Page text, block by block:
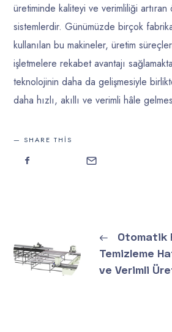
üretiminde kaliteyi ve verimliliği
sistemlerdir. Günümüzde birçok
kullanılan bu makineler, üretim
işletmelere rekabet avantajı
teknolojinin daha da gelişmesiyle
daha hızlı, akıllı ve verimli hâle
SHARE THIS
←
Otomatik
Temizleme
ve Verimli